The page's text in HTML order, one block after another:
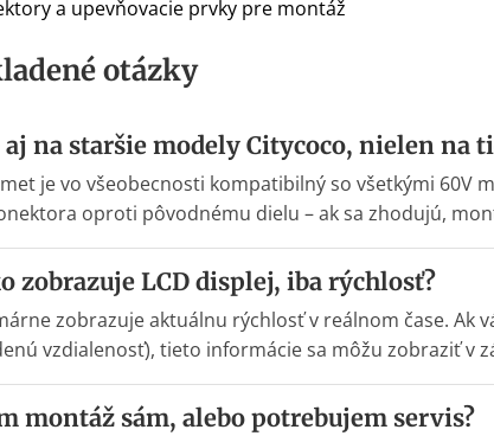
a upevňovacie prvky pre montáž
otázky
na staršie modely Citycoco, nielen na
je vo všeobecnosti kompatibilný so všetkými 60V
oproti pôvodnému dielu – ak sa zhodujú,
zobrazuje LCD displej, iba rýchlosť?
zobrazuje aktuálnu rýchlosť v reálnom čase. Ak
vzdialenosť), tieto informácie sa môžu zobraziť v
montáž sám, alebo potrebujem servis?